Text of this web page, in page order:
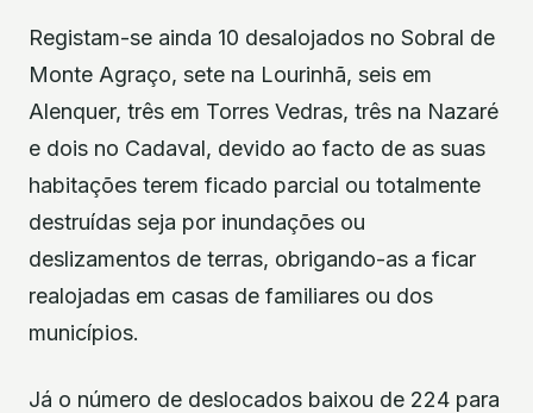
Registam-se ainda 10 desalojados no Sobral de
Monte Agraço, sete na Lourinhã, seis em
Alenquer, três em Torres Vedras, três na Nazaré
e dois no Cadaval, devido ao facto de as suas
habitações terem ficado parcial ou totalmente
destruídas seja por inundações ou
deslizamentos de terras, obrigando-as a ficar
realojadas em casas de familiares ou dos
municípios.
Já o número de deslocados baixou de 224 para